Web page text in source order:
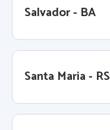
Salvador - BA
Santa Maria - RS